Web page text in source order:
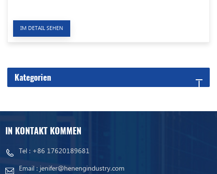
IM DETAIL SEHEN
Kategorien
IN KONTAKT KOMMEN
Tel : +86 17620189681
Email : jenifer@henengindustry.com